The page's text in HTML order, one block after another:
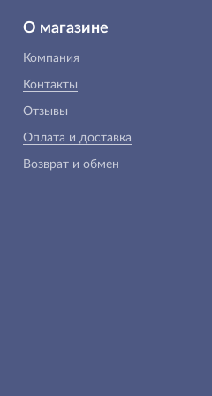
О магазине
Компания
Контакты
Отзывы
Оплата и доставка
Возврат и обмен